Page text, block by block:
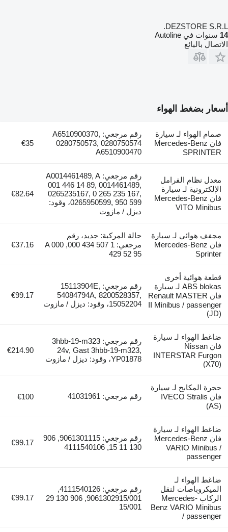
DEZSTORE S.R.L.
14 سنوات في Autoline
الاتصال بالبائع
أسعار بضغط الهواء
صمام الهواء لـ سيارة
فان Mercedes-Benz
SPRINTER
رقم مرجعي: A6510900370,
0280750573, 0280750574
A6510900470
€35
معدل نظام الفرامل
الإلكترونية لـ سيارة
فان Mercedes-Benz
VITO Minibus
رقم مرجعي: A0014461489, A
001 446 14 89, 0014461489,
0265235167, 0 265 235 167,
0265950599, 950 599، وقود:
ديزل / مازوت
€82.64
مجفف هوائي لـ سيارة
فان Mercedes-Benz
Sprinter
حالة المركبة: جديد، رقم
مرجعي: 1 507 434 000, A 000
429 52 95
€37.16
قطعة هوائية أخرى
ABS blokas لـ سيارة
فان Renault MASTER
II Minibus / passenger
(JD)
رقم مرجعي: 15113904E,
54084794A, 8200528357,
15052204، وقود: ديزل / مازوت
€99.17
ضاغط الهواء لـ سيارة
فان Nissan
INTERSTAR Furgon
(X70)
رقم مرجعي: 3hbb-19-m323
24v, Gast 3hbb-19-m323,
YP01878، وقود: ديزل / مازوت
€214.90
حجرة المكابح لـ سيارة
فان IVECO Stralis
(AS)
رقم مرجعي: 41031961 €100
ضاغط الهواء لـ سيارة
فان Mercedes-Benz
VARIO Minibus /
passenger
رقم مرجعي: 9061301115, 906
130 11 15, 4111540106
€99.17
ضاغط الهواء لـ
الميكروباصات لنقل
الركاب Mercedes-
Benz VARIO Minibus
/ passenger
رقم مرجعي: 4111540126,
9061302915/001, 906 130 29
15/001
€99.17